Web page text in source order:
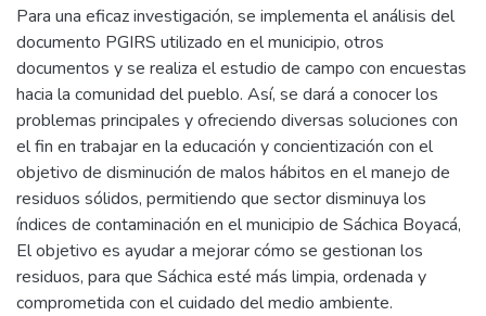
Para una eficaz investigación, se implementa el análisis del
documento PGIRS utilizado en el municipio, otros
documentos y se realiza el estudio de campo con encuestas
hacia la comunidad del pueblo. Así, se dará a conocer los
problemas principales y ofreciendo diversas soluciones con
el fin en trabajar en la educación y concientización con el
objetivo de disminución de malos hábitos en el manejo de
residuos sólidos, permitiendo que sector disminuya los
índices de contaminación en el municipio de Sáchica Boyacá,
El objetivo es ayudar a mejorar cómo se gestionan los
residuos, para que Sáchica esté más limpia, ordenada y
comprometida con el cuidado del medio ambiente.